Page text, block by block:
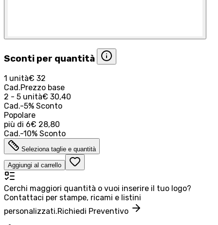
Sconti per quantità
1 unità€ 32
Cad.Prezzo base
2 - 5 unità€ 30,40
Cad.-5% Sconto
Popolare
più di 6€ 28,80
Cad.-10% Sconto
Seleziona taglie e quantità
Aggiungi al carrello
Cerchi maggiori quantità o vuoi inserire il tuo logo?
Contattaci per stampe, ricami e listini
personalizzati.Richiedi Preventivo